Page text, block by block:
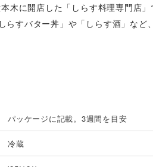
木に開店した「しらす料理専門店」
すバター丼」や「しらす酒」など、
パッケージに記載。3週間を目安
冷蔵